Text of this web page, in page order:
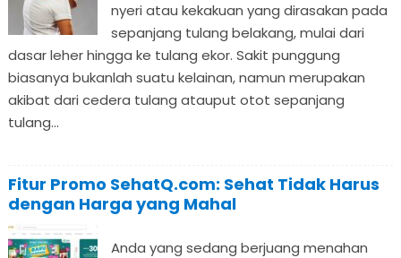
nyeri atau kekakuan yang dirasakan pada
sepanjang tulang belakang, mulai dari
dasar leher hingga ke tulang ekor. Sakit punggung
biasanya bukanlah suatu kelainan, namun merupakan
akibat dari cedera tulang atauput otot sepanjang
tulang...
Fitur Promo SehatQ.com: Sehat Tidak Harus
dengan Harga yang Mahal
Anda yang sedang berjuang menahan